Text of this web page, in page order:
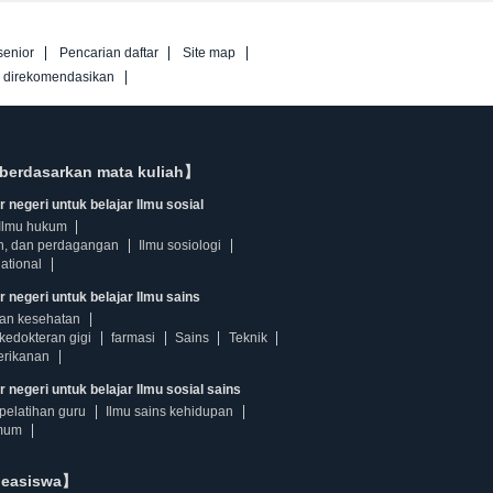
Pencarian daftar
Site map
mata kuliah】
negeri untuk belajar Ilmu sosial
hukum
dan perdagangan
Ilmu sosiologi
negeri untuk belajar Ilmu sains
kesehatan
gigi
farmasi Sains
Teknik
negeri untuk belajar Ilmu sosial sains
guru
Ilmu sains kehidupan
】